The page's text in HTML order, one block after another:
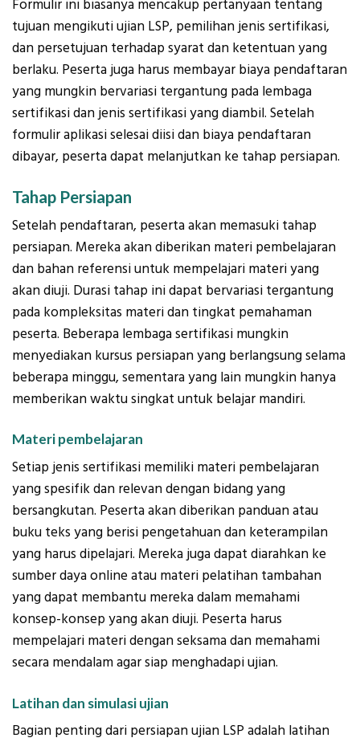
Formulir ini biasanya mencakup pertanyaan tentang
tujuan mengikuti ujian LSP, pemilihan jenis sertifikasi,
dan persetujuan terhadap syarat dan ketentuan yang
berlaku. Peserta juga harus membayar biaya pendaftaran
yang mungkin bervariasi tergantung pada lembaga
sertifikasi dan jenis sertifikasi yang diambil. Setelah
formulir aplikasi selesai diisi dan biaya pendaftaran
dibayar, peserta dapat melanjutkan ke tahap persiapan.
Tahap Persiapan
Setelah pendaftaran, peserta akan memasuki tahap
persiapan. Mereka akan diberikan materi pembelajaran
dan bahan referensi untuk mempelajari materi yang
akan diuji. Durasi tahap ini dapat bervariasi tergantung
pada kompleksitas materi dan tingkat pemahaman
peserta. Beberapa lembaga sertifikasi mungkin
menyediakan kursus persiapan yang berlangsung selama
beberapa minggu, sementara yang lain mungkin hanya
memberikan waktu singkat untuk belajar mandiri.
Materi pembelajaran
Setiap jenis sertifikasi memiliki materi pembelajaran
yang spesifik dan relevan dengan bidang yang
bersangkutan. Peserta akan diberikan panduan atau
buku teks yang berisi pengetahuan dan keterampilan
yang harus dipelajari. Mereka juga dapat diarahkan ke
sumber daya online atau materi pelatihan tambahan
yang dapat membantu mereka dalam memahami
konsep-konsep yang akan diuji. Peserta harus
mempelajari materi dengan seksama dan memahami
secara mendalam agar siap menghadapi ujian.
Latihan dan simulasi ujian
Bagian penting dari persiapan ujian LSP adalah latihan